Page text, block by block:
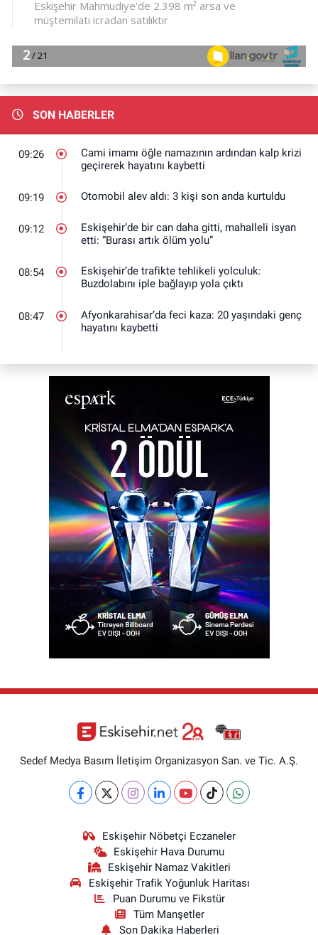
SON HABERLER
09:26
Cami imamı öğle namazının ardından kalp krizi
geçirerek hayatını kaybetti
09:19 Otomobil alev aldı: 3 kişi son anda kurtuldu
09:12
Eskişehir’de bir can daha gitti, mahalleli isyan
etti: “Burası artık ölüm yolu”
08:54
Eskişehir’de trafikte tehlikeli yolculuk:
Buzdolabını iple bağlayıp yola çıktı
08:47
Afyonkarahisar’da feci kaza: 20 yaşındaki genç
hayatını kaybetti
Sedef Medya Basım İletişim Organizasyon San. ve Tic. A.Ş.
Eskişehir Nöbetçi Eczaneler
Eskişehir Hava Durumu
Eskişehir Namaz Vakitleri
Eskişehir Trafik Yoğunluk Haritası
Puan Durumu ve Fikstür
Tüm Manşetler
Son Dakika Haberleri